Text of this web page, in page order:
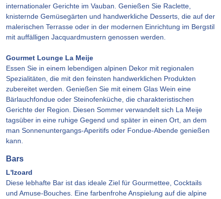
internationaler Gerichte im Vauban. Genießen Sie Raclette,
knisternde Gemüsegärten und handwerkliche Desserts, die auf der
malerischen Terrasse oder in der modernen Einrichtung im Bergstil
mit auffälligen Jacquardmustern genossen werden.
Gourmet Lounge La Meije
Essen Sie in einem lebendigen alpinen Dekor mit regionalen
Spezialitäten, die mit den feinsten handwerklichen Produkten
zubereitet werden. Genießen Sie mit einem Glas Wein eine
Bärlauchfondue oder Steinofenküche, die charakteristischen
Gerichte der Region. Diesen Sommer verwandelt sich La Meije
tagsüber in eine ruhige Gegend und später in einen Ort, an dem
man Sonnenuntergangs-Aperitifs oder Fondue-Abende genießen
kann.
Bars
L'Izoard
Diese lebhafte Bar ist das ideale Ziel für Gourmettee, Cocktails
und Amuse-Bouches. Eine farbenfrohe Anspielung auf die alpine